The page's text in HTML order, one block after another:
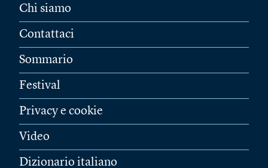
Chi siamo
Contattaci
Sommario
Festival
Privacy e cookie
Video
Dizionario italiano